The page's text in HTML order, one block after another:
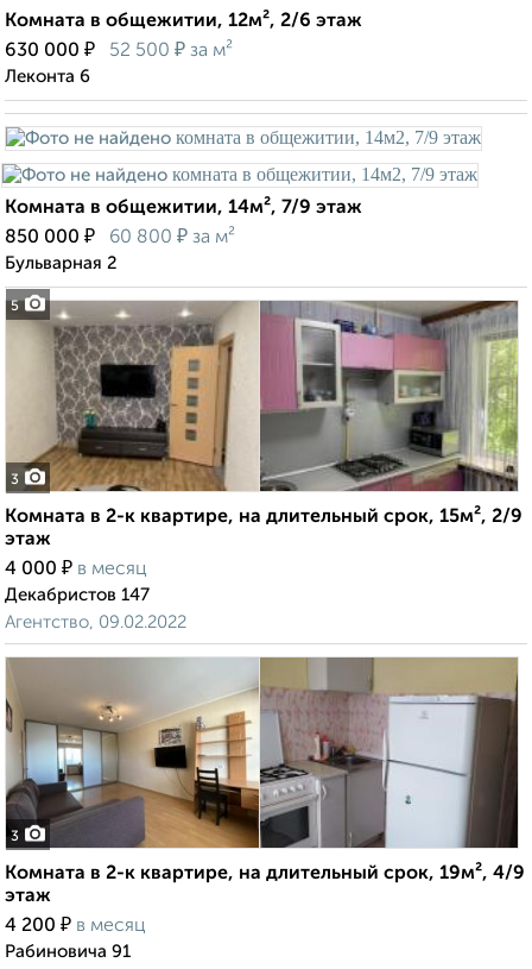
Комната в общежитии, 12м², 2/6 этаж
630 000 ₽ 52 500 ₽ за м²
Леконта 6
5
Комната в общежитии, 14м², 7/9 этаж
850 000 ₽ 60 800 ₽ за м²
Бульварная 2
3
Комната в 2-к квартире, на длительный срок, 15м², 2/9
этаж
4 000 ₽ в месяц
Декабристов 147
Агентство, 09.02.2022
3
Комната в 2-к квартире, на длительный срок, 19м², 4/9
этаж
4 200 ₽ в месяц
Рабиновича 91